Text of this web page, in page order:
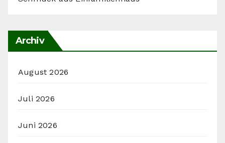
Archiv
August 2026
Juli 2026
Juni 2026